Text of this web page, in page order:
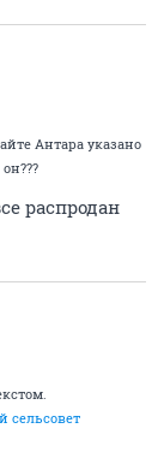
Антара указано
распродан
сельсовет